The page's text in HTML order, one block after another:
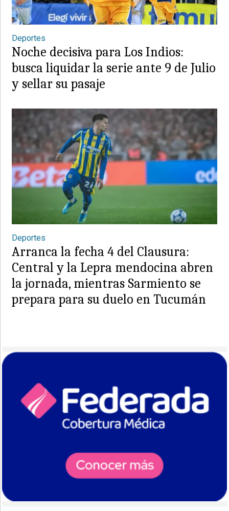
Deportes
Noche decisiva para Los Indios:
busca liquidar la serie ante 9 de Julio
y sellar su pasaje
Deportes
Arranca la fecha 4 del Clausura:
Central y la Lepra mendocina abren
la jornada, mientras Sarmiento se
prepara para su duelo en Tucumán